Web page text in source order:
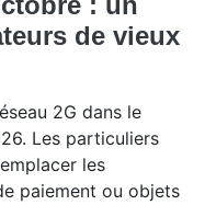
de vieux
2G dans le
Les particuliers
les
paiement ou objets